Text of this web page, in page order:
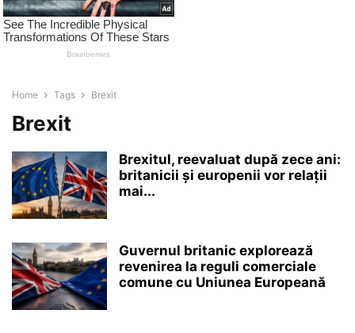
Home Tags Brexit
Brexit
Brexitul, reevaluat după zece ani:
britanicii și europenii vor relații
mai...
Guvernul britanic explorează
revenirea la reguli comerciale
comune cu Uniunea Europeană